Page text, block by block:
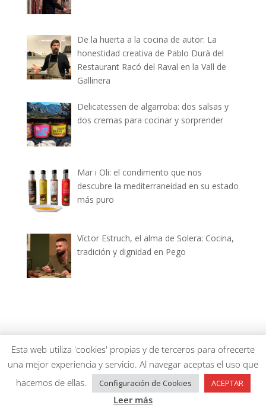
De la huerta a la cocina de autor: La
honestidad creativa de Pablo Durà del
Restaurant Racó del Raval en la Vall de
Gallinera
Delicatessen de algarroba: dos salsas y
dos cremas para cocinar y sorprender
Mar i Oli: el condimento que nos
descubre la mediterraneidad en su estado
más puro
Víctor Estruch, el alma de Solera: Cocina,
tradición y dignidad en Pego
dianiagastronomica.com © 2026
Esta web utiliza 'cookies' propias y de terceros para ofrecerte
una mejor experiencia y servicio. Al navegar aceptas el uso que
hacemos de ellas.
Configuración de Cookies ACEPTAR
Leer más